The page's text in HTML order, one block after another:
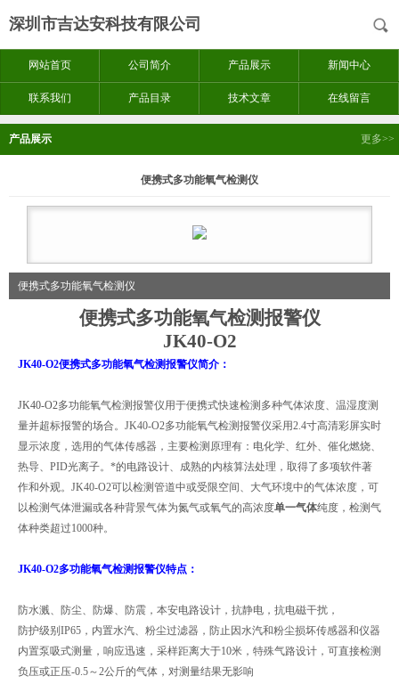
深圳市吉达安科技有限公司
网站首页 公司简介 产品展示 新闻中心
联系我们 产品目录 技术文章 在线留言
产品展示 更多>>
便携式多功能氧气检测仪
便携式多功能氧气检测仪
便携式多功能氧气检测报警仪
JK40-O2
JK40-O2便携式多功能氧气检测报警仪简介：
JK40-O2多功能氧气检测报警仪用于便携式快速检测多种气体浓度、温湿度测
量并超标报警的场合。JK40-O2多功能氧气检测报警仪采用2.4寸高清彩屏实时
显示浓度，选用的气体传感器，主要检测原理有：电化学、红外、催化燃烧、
热导、PID光离子。*的电路设计、成熟的内核算法处理，取得了多项软件著
作和外观。JK40-O2可以检测管道中或受限空间、大气环境中的气体浓度，可
以检测气体泄漏或各种背景气体为氮气或氧气的高浓度单一气体纯度，检测气
体种类超过1000种。
JK40-O2多功能氧气检测报警仪特点：
防水溅、防尘、防爆、防震，本安电路设计，抗静电，抗电磁干扰，
防护级别IP65，内置水汽、粉尘过滤器，防止因水汽和粉尘损坏传感器和仪器
内置泵吸式测量，响应迅速，采样距离大于10米，特殊气路设计，可直接检测
负压或正压-0.5～2公斤的气体，对测量结果无影响